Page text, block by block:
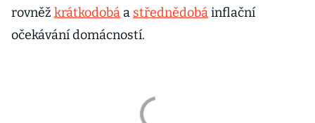
rovněž krátkodobá a střednědobáinflační
očekávání domácností.